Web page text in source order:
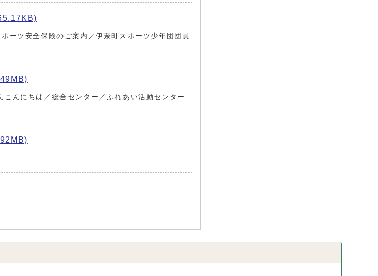
ーツ安全保険のご案内／伊奈町スポーツ少年団団員
んにちは／総合センター／ふれあい活動センター